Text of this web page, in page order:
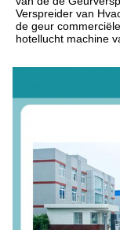
Verspreider van
de geur
hotellucht machine